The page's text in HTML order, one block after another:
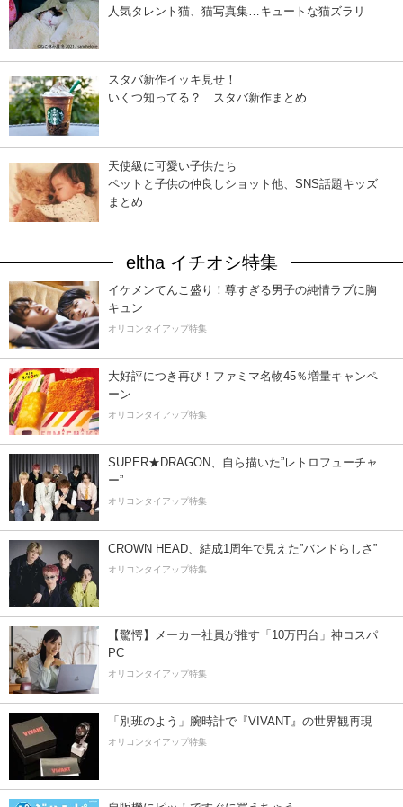
人気タレント猫、猫写真集…キュートな猫ズラリ
スタバ新作イッキ見せ！
いくつ知ってる？ スタバ新作まとめ
天使級に可愛い子供たち
ペットと子供の仲良しショット他、SNS話題キッズ
まとめ
eltha イチオシ特集
イケメンてんこ盛り！尊すぎる男子の純情ラブに胸
キュン
オリコンタイアップ特集
大好評につき再び！ファミマ名物45％増量キャンペ
ーン
オリコンタイアップ特集
SUPER★DRAGON、自ら描いた”レトロフューチャ
ー”
オリコンタイアップ特集
CROWN HEAD、結成1周年で見えた”バンドらしさ”
オリコンタイアップ特集
【驚愕】メーカー社員が推す「10万円台」神コスパ
PC
オリコンタイアップ特集
「別班のよう」腕時計で『VIVANT』の世界観再現
オリコンタイアップ特集